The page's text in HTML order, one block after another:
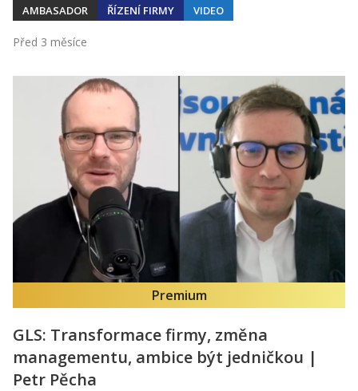
AMBASADOR ŘÍZENÍ FIRMY VIDEO
Před 3 měsíce
Premium
GLS: Transformace firmy, změna
managementu, ambice být jedničkou |
Petr Pěcha